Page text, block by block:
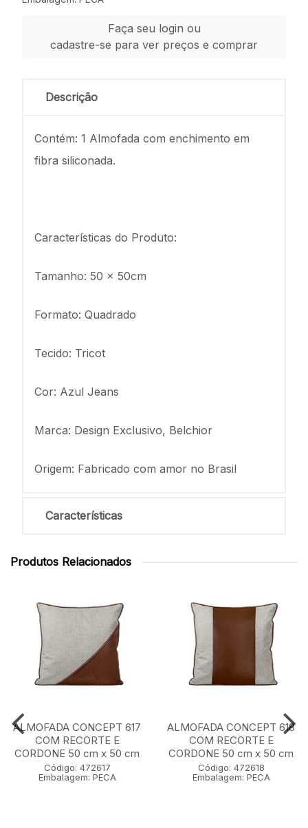
Faça seu login ou
cadastre-se para ver preços e comprar
Descrição
Contém: 1 Almofada com enchimento em
fibra siliconada.
Características do Produto:
Tamanho: 50 x 50cm
Formato: Quadrado
Tecido: Tricot
Cor: Azul Jeans
Marca: Design Exclusivo, Belchior
Origem: Fabricado com amor no Brasil
Características
Produtos Relacionados
ALMOFADA CONCEPT 617
COM RECORTE E
CORDONE 50 cm x 50 cm
Código: 472617
Embalagem: PECA
ALMOFADA CONCEPT 618
COM RECORTE E
CORDONE 50 cm x 50 cm
Código: 472618
Embalagem: PECA